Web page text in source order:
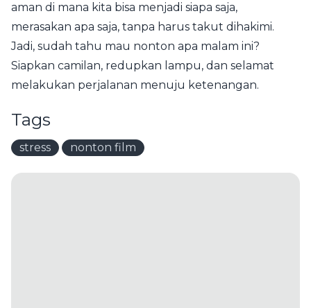
aman di mana kita bisa menjadi siapa saja,
merasakan apa saja, tanpa harus takut dihakimi.
Jadi, sudah tahu mau nonton apa malam ini?
Siapkan camilan, redupkan lampu, dan selamat
melakukan perjalanan menuju ketenangan.
Tags
stress nonton film